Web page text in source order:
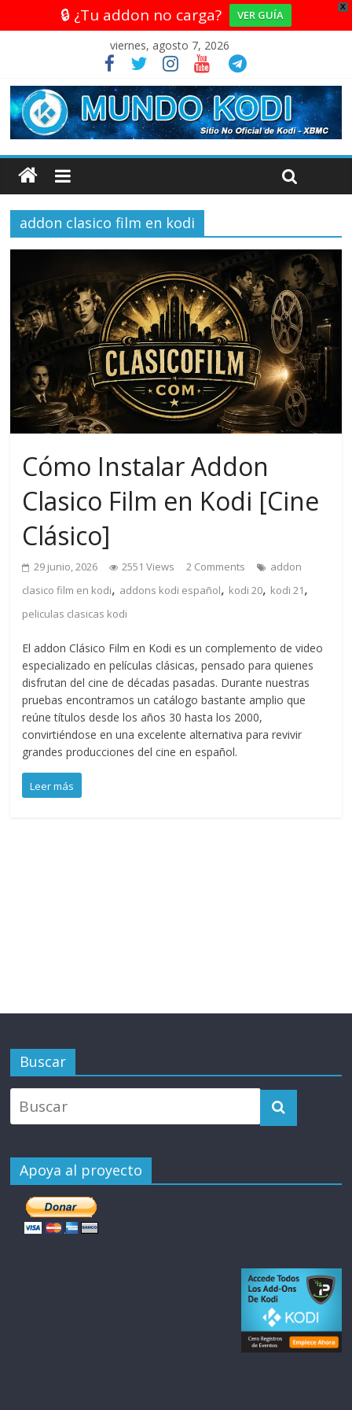
X
🔒 ¿Tu addon no carga? VER GUÍA
viernes, agosto 7, 2026
addon clasico film en kodi
Cómo Instalar Addon
Clasico Film en Kodi [Cine
Clásico]
29 junio, 2026 2551 Views 2 Comments
addon
clasico film en kodi, addons kodi español, kodi 20, kodi 21,
peliculas clasicas kodi
El addon Clásico Film en Kodi es un complemento de video
especializado en películas clásicas, pensado para quienes
disfrutan del cine de décadas pasadas. Durante nuestras
pruebas encontramos un catálogo bastante amplio que
reúne títulos desde los años 30 hasta los 2000,
convirtiéndose en una excelente alternativa para revivir
grandes producciones del cine en español.
Leer más
Buscar
Apoya al proyecto